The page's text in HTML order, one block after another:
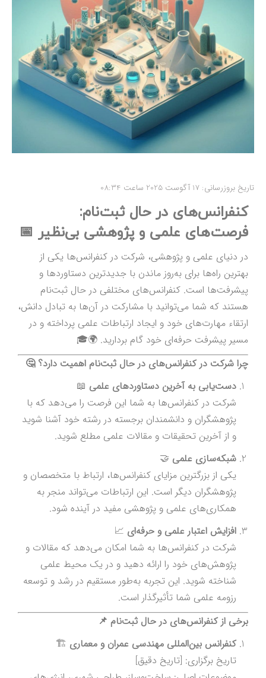
تاریخ بروزرسانی: 17 آگوست 2025 ساعت 08:34
کنفرانس‌های در حال ثبت‌نام:
فرصت‌های علمی و پژوهشی بی‌نظیر 📅
در دنیای علمی و پژوهشی، شرکت در کنفرانس‌ها یکی از
بهترین راه‌ها برای به‌روز ماندن با جدیدترین دستاوردها و
پیشرفت‌ها است. کنفرانس‌های مختلفی در حال ثبت‌نام
هستند که شما می‌توانید با مشارکت در آن‌ها به تبادل دانش،
ارتقاء مهارت‌های خود و ایجاد ارتباطات علمی پرداخته و در
مسیر پیشرفت حرفه‌ای خود گام بردارید. 🌍🎓
چرا شرکت در کنفرانس‌های در حال ثبت‌نام اهمیت دارد؟ 🤔
دست‌یابی به آخرین دستاوردهای علمی 📖
شرکت در کنفرانس‌ها به شما این فرصت را می‌دهد که با
پژوهشگران و دانشمندان برجسته در رشته خود آشنا شوید
و از آخرین تحقیقات و مقالات علمی مطلع شوید.
شبکه‌سازی علمی 🤝
یکی از بزرگترین مزایای کنفرانس‌ها، ارتباط با متخصصان و
پژوهشگران دیگر است. این ارتباطات می‌تواند منجر به
همکاری‌های علمی و پژوهشی مفید در آینده شود.
افزایش اعتبار علمی و حرفه‌ای 📈
شرکت در کنفرانس‌ها به شما امکان می‌دهد که مقالات و
پژوهش‌های خود را ارائه دهید و در یک محیط علمی
شناخته شوید. این تجربه به‌طور مستقیم در رشد و توسعه
رزومه علمی شما تأثیرگذار است.
برخی از کنفرانس‌های در حال ثبت‌نام 📌
کنفرانس بین‌المللی مهندسی عمران و معماری 🏗️
تاریخ برگزاری: [تاریخ دقیق]